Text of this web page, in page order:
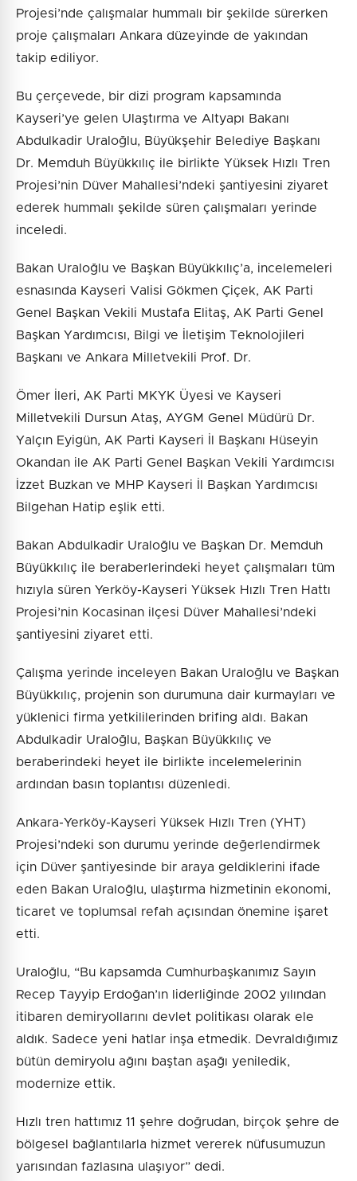
Projesi’nde çalışmalar hummalı bir şekilde sürerken
proje çalışmaları Ankara düzeyinde de yakından
takip ediliyor.
Bu çerçevede, bir dizi program kapsamında
Kayseri’ye gelen Ulaştırma ve Altyapı Bakanı
Abdulkadir Uraloğlu, Büyükşehir Belediye Başkanı
Dr. Memduh Büyükkılıç ile birlikte Yüksek Hızlı Tren
Projesi’nin Düver Mahallesi’ndeki şantiyesini ziyaret
ederek hummalı şekilde süren çalışmaları yerinde
inceledi.
Bakan Uraloğlu ve Başkan Büyükkılıç’a, incelemeleri
esnasında Kayseri Valisi Gökmen Çiçek, AK Parti
Genel Başkan Vekili Mustafa Elitaş, AK Parti Genel
Başkan Yardımcısı, Bilgi ve İletişim Teknolojileri
Başkanı ve Ankara Milletvekili Prof. Dr.
Ömer İleri, AK Parti MKYK Üyesi ve Kayseri
Milletvekili Dursun Ataş, AYGM Genel Müdürü Dr.
Yalçın Eyigün, AK Parti Kayseri İl Başkanı Hüseyin
Okandan ile AK Parti Genel Başkan Vekili Yardımcısı
İzzet Buzkan ve MHP Kayseri İl Başkan Yardımcısı
Bilgehan Hatip eşlik etti.
Bakan Abdulkadir Uraloğlu ve Başkan Dr. Memduh
Büyükkılıç ile beraberlerindeki heyet çalışmaları tüm
hızıyla süren Yerköy-Kayseri Yüksek Hızlı Tren Hattı
Projesi’nin Kocasinan ilçesi Düver Mahallesi’ndeki
şantiyesini ziyaret etti.
Çalışma yerinde inceleyen Bakan Uraloğlu ve Başkan
Büyükkılıç, projenin son durumuna dair kurmayları ve
yüklenici firma yetkililerinden brifing aldı. Bakan
Abdulkadir Uraloğlu, Başkan Büyükkılıç ve
beraberindeki heyet ile birlikte incelemelerinin
ardından basın toplantısı düzenledi.
Ankara-Yerköy-Kayseri Yüksek Hızlı Tren (YHT)
Projesi’ndeki son durumu yerinde değerlendirmek
için Düver şantiyesinde bir araya geldiklerini ifade
eden Bakan Uraloğlu, ulaştırma hizmetinin ekonomi,
ticaret ve toplumsal refah açısından önemine işaret
etti.
Uraloğlu, “Bu kapsamda Cumhurbaşkanımız Sayın
Recep Tayyip Erdoğan’ın liderliğinde 2002 yılından
itibaren demiryollarını devlet politikası olarak ele
aldık. Sadece yeni hatlar inşa etmedik. Devraldığımız
bütün demiryolu ağını baştan aşağı yeniledik,
modernize ettik.
Hızlı tren hattımız 11 şehre doğrudan, birçok şehre de
bölgesel bağlantılarla hizmet vererek nüfusumuzun
yarısından fazlasına ulaşıyor” dedi.